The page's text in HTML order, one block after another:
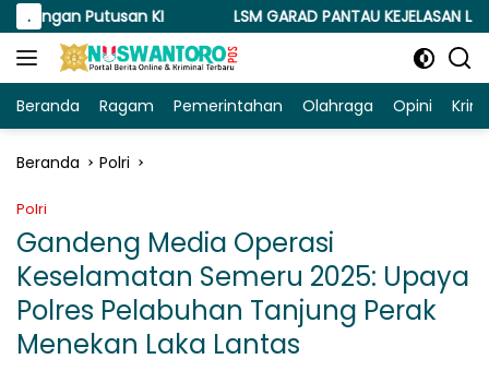
Langsung
ke
konten
. Putusan KI LSM GARAD PANTAU KEJELASAN
Beranda Ragam Pemerintahan Olahraga Opini
Beranda Polri
Polri
Gandeng Media Operasi
Keselamatan Semeru 2025: Upaya
Polres Pelabuhan Tanjung Perak
Menekan Laka Lantas